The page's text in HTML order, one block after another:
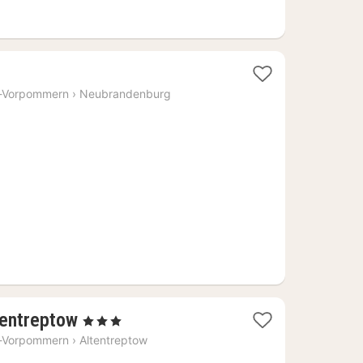
› Neubrandenburg
1
Nacht
, 3 Sterne
› Altentreptow